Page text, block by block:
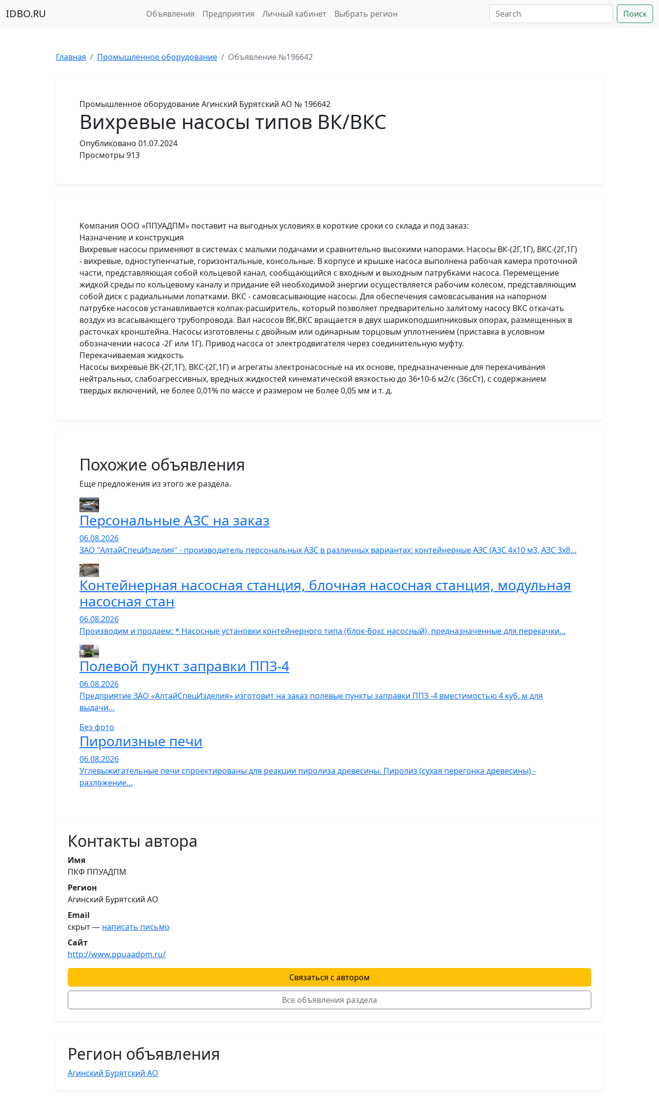
IDBO.RU Объявления Предприятия Личный кабинет Выбрать регион Поиск
Главная Промышленное оборудование Объявление №196642
Промышленное оборудованиеАгинский Бурятский АО № 196642
Вихревые насосы типов ВК/ВКС
Опубликовано 01.07.2024
Просмотры 913
Компания ООО «ППУАДПМ» поставит на выгодных условиях в короткие сроки со склада и под заказ:
Назначение и конструкция
Вихревые насосы применяют в системах с малыми подачами и сравнительно высокими напорами. Насосы ВК-(2Г,1Г), ВКС-(2Г,1Г)
- вихревые, одноступенчатые, горизонтальные, консольные. В корпусе и крышке насоса выполнена рабочая камера проточной
части, представляющая собой кольцевой канал, сообщающийся с входным и выходным патрубками насоса. Перемещение
жидкой среды по кольцевому каналу и придание ей необходимой энергии осуществляется рабочим колесом, представляющим
собой диск с радиальными лопатками. ВКС - самовсасывающие насосы. Для обеспечения самовсасывания на напорном
патрубке насосов устанавливается колпак-расширитель, который позволяет предварительно залитому насосу ВКС откачать
воздух из всасывающего трубопровода. Вал насосов ВК,ВКС вращается в двух шарикоподшипниковых опорах, размещенных в
расточках кронштейна. Насосы изготовлены с двойным или одинарным торцовым уплотнением (приставка в условном
обозначении насоса -2Г или 1Г). Привод насоса от электродвигателя через соединительную муфту.
Перекачиваемая жидкость
Насосы вихревые ВК-(2Г,1Г), ВКС-(2Г,1Г) и агрегаты электронасосные на их основе, предназначенные для перекачивания
нейтральных, слабоагрессивных, вредных жидкостей кинематической вязкостью до 36•10-6 м2/с (36сСт), с содержанием
твердых включений, не более 0,01% по массе и размером не более 0,05 мм и т. д.
Похожие объявления
Еще предложения из этого же раздела.
Персональные АЗС на заказ
06.08.2026
ЗАО "АлтайСпецИзделия" - производитель персональных АЗС в различных вариантах: контейнерные АЗС (АЗС 4х10 м3, АЗС 3х8…
Контейнерная насосная станция, блочная насосная станция, модульная
насосная стан
06.08.2026
Производим и продаем: * Насосные установки контейнерного типа (блок-бокс насосный), предназначенные для перекачки…
Полевой пункт заправки ППЗ-4
06.08.2026
Предприятие ЗАО «АлтайСпецИзделия» изготовит на заказ полевые пункты заправки ППЗ -4 вместимостью 4 куб. м для
выдачи…
Без фото
Пиролизные печи
06.08.2026
Углевыжигательные печи спроектированы для реакции пиролиза древесины. Пиролиз (сухая перегонка древесины) -
разложение…
Контакты автора
Имя
ПКФ ППУАДПМ
Регион
Агинский Бурятский АО
Email
скрыт — написать письмо
Сайт
http://www.ppuaadpm.ru/
Связаться с автором
Все объявления раздела
Регион объявления
Агинский Бурятский АО